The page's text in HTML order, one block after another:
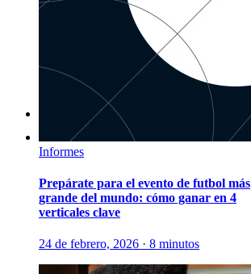
Informes
Prepárate para el evento de futbol más
grande del mundo: cómo ganar en 4
verticales clave
24 de febrero, 2026 · 8 minutos